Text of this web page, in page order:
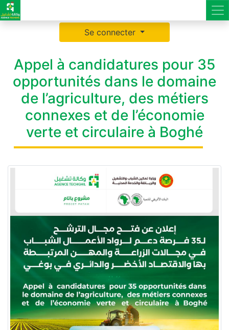
Se connecter
Appel à candidatures pour 35
opportunités dans le domaine
de l’agriculture, des métiers
connexes et de l’économie
verte et circulaire à Boghé